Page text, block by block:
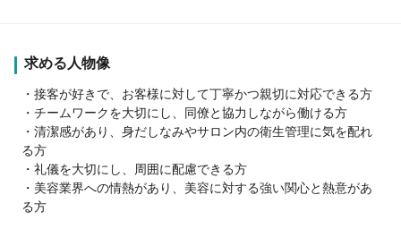
求める人物像
・接客が好きで、お客様に対して丁寧かつ親切に対応できる方
・チームワークを大切にし、同僚と協力しながら働ける方
・清潔感があり、身だしなみやサロン内の衛生管理に気を配れ
る方
・礼儀を大切にし、周囲に配慮できる方
・美容業界への情熱があり、美容に対する強い関心と熱意があ
る方